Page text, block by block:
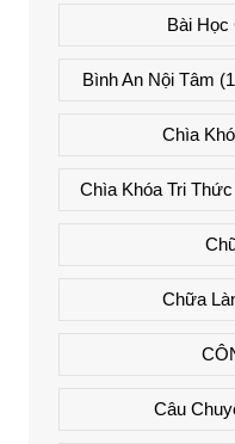
Bài Học
Bình An Nội Tâm
Chìa
Chìa Khóa Tri Thức
Chữa
Câu